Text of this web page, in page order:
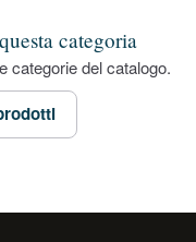
categoria
categorie del catalogo.